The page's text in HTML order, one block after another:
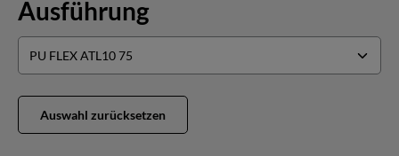
Ausführung
Auswahl zurücksetzen